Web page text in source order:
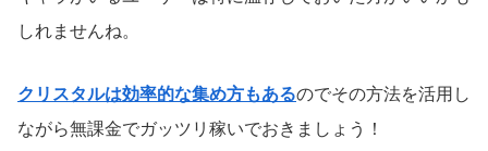
しれませんね。
クリスタルは効率的な集め方もあるのでその方法を活用し
ながら無課金でガッツリ稼いでおきましょう！